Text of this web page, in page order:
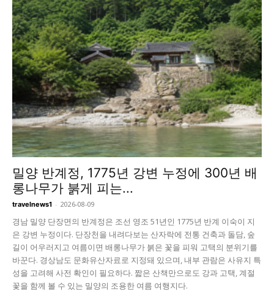
밀양 반계정, 1775년 강변 누정에 300년 배
롱나무가 붉게 피는...
travelnews1 - 2026-08-09
경남 밀양 단장면의 반계정은 조선 영조 51년인 1775년 반계 이숙이 지
은 강변 누정이다. 단장천을 내려다보는 산자락에 전통 건축과 돌담, 숲
길이 어우러지고 여름이면 배롱나무가 붉은 꽃을 피워 고택의 분위기를
바꾼다. 경상남도 문화유산자료로 지정돼 있으며, 내부 관람은 사유지 특
성을 고려해 사전 확인이 필요하다. 짧은 산책만으로도 강과 고택, 계절
꽃을 함께 볼 수 있는 밀양의 조용한 여름 여행지다.